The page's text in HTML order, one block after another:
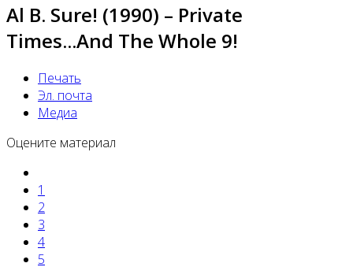
Al B. Sure! (1990) – Private
Times...And The Whole 9!
Печать
Эл. почта
Медиа
Оцените материал
1
2
3
4
5